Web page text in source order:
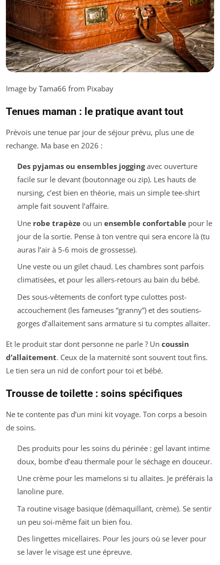
Image by Tama66 from Pixabay
Tenues maman : le pratique avant tout
Prévois une tenue par jour de séjour prévu, plus une de
rechange. Ma base en 2026 :
Des pyjamas ou ensembles joggingavec ouverture
facile sur le devant (boutonnage ou zip). Les hauts de
nursing, c’est bien en théorie, mais un simple tee-shirt
ample fait souvent l’affaire.
Une robe trapèzeou un ensemble confortablepour le
jour de la sortie. Pense à ton ventre qui sera encore là (tu
auras l’air à 5-6 mois de grossesse).
Une veste ou un gilet chaud. Les chambres sont parfois
climatisées, et pour les allers-retours au bain du bébé.
Des sous-vêtements de confort type culottes post-
accouchement (les fameuses “granny”) et des soutiens-
gorges d’allaitement sans armature si tu comptes allaiter.
Et le produit star dont personne ne parle ? Un coussin
d’allaitement. Ceux de la maternité sont souvent tout fins.
Le tien sera un nid de confort pour toi et bébé.
Trousse de toilette : soins spécifiques
Ne te contente pas d’un mini kit voyage. Ton corps a besoin
de soins.
Des produits pour les soins du périnée : gel lavant intime
doux, bombe d’eau thermale pour le séchage en douceur.
Une crème pour les mamelons si tu allaites. Je préférais la
lanoline pure.
Ta routine visage basique (démaquillant, crème). Se sentir
un peu soi-même fait un bien fou.
Des lingettes micellaires. Pour les jours où se lever pour
se laver le visage est une épreuve.